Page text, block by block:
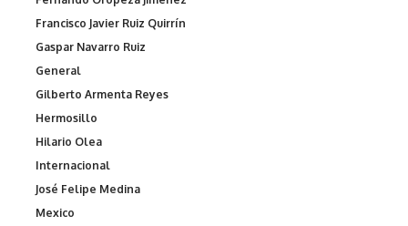
Francisco Javier Ruiz Quirrín
Gaspar Navarro Ruiz
General
Gilberto Armenta Reyes
Hermosillo
Hilario Olea
Internacional
José Felipe Medina
Mexico